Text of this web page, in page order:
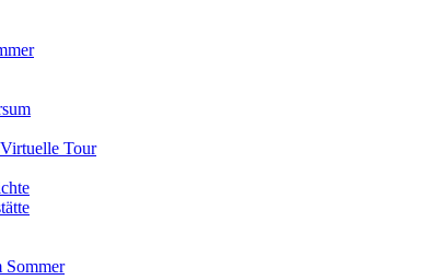
Tour
Sommer